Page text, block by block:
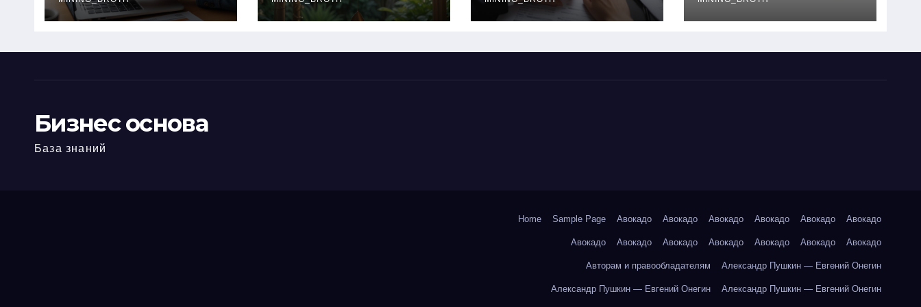
офис: порядок,
требования и
колокольчиков
ставки и
требования к
руководство
Бизнес основа
База знаний
Home Sample Page Авокадо Авокадо Авокадо Авокадо Авокадо Авокадо
Авокадо Авокадо Авокадо Авокадо Авокадо Авокадо Авокадо
Авторам и правообладателям Александр Пушкин — Евгений Онегин
Александр Пушкин — Евгений Онегин Александр Пушкин — Евгений Онегин